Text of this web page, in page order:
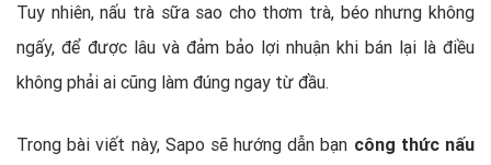
Tuy nhiên, nấu trà sữa sao cho thơm trà, béo nhưng không
ngấy, để được lâu và đảm bảo lợi nhuận khi bán lại là điều
không phải ai cũng làm đúng ngay từ đầu.
Trong bài viết này, Sapo sẽ hướng dẫn bạn công thức nấu